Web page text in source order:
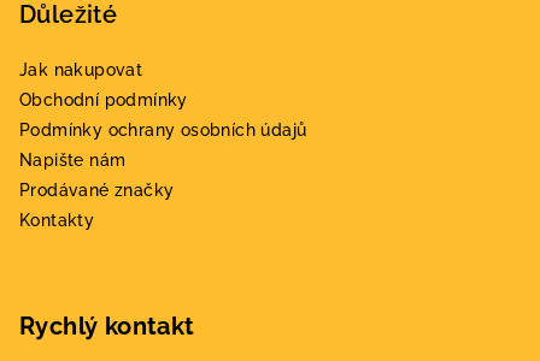
Důležité
Jak nakupovat
Obchodní podmínky
Podmínky ochrany osobních údajů
Napište nám
Prodávané značky
Kontakty
Rychlý kontakt